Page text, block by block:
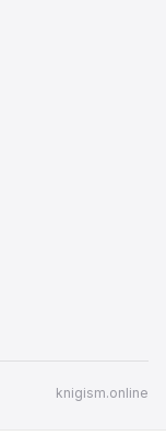
knigism.online